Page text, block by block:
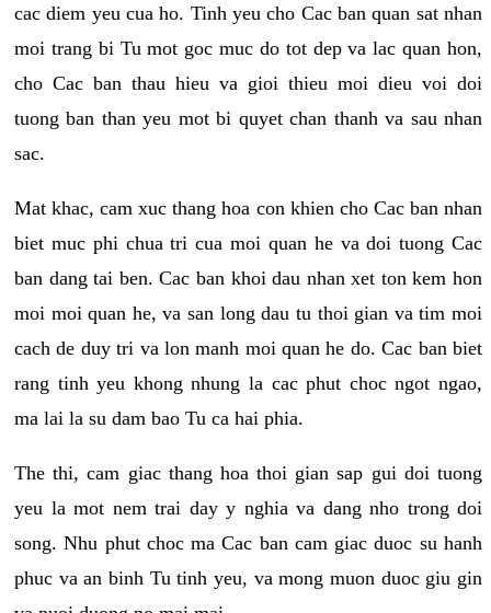
cac diem yeu cua ho. Tinh yeu cho Cac ban quan sat nhan
moi trang bi Tu mot goc muc do tot dep va lac quan hon,
cho Cac ban thau hieu va gioi thieu moi dieu voi doi
tuong ban than yeu mot bi quyet chan thanh va sau nhan
sac.
Mat khac, cam xuc thang hoa con khien cho Cac ban nhan
biet muc phi chua tri cua moi quan he va doi tuong Cac
ban dang tai ben. Cac ban khoi dau nhan xet ton kem hon
moi moi quan he, va san long dau tu thoi gian va tim moi
cach de duy tri va lon manh moi quan he do. Cac ban biet
rang tinh yeu khong nhung la cac phut choc ngot ngao,
ma lai la su dam bao Tu ca hai phia.
The thi, cam giac thang hoa thoi gian sap gui doi tuong
yeu la mot nem trai day y nghia va dang nho trong doi
song. Nhu phut choc ma Cac ban cam giac duoc su hanh
phuc va an binh Tu tinh yeu, va mong muon duoc giu gin